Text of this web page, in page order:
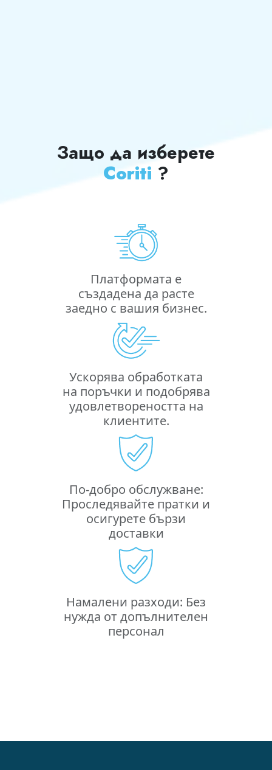
Защо да изберете
Coriti ?
Платформата е
създадена да расте
заедно с вашия бизнес.
Ускорява обработката
на поръчки и подобрява
удовлетвореността на
клиентите.
По-добро обслужване:
Проследявайте пратки и
осигурете бързи
доставки
Намалени разходи: Без
нужда от допълнителен
персонал